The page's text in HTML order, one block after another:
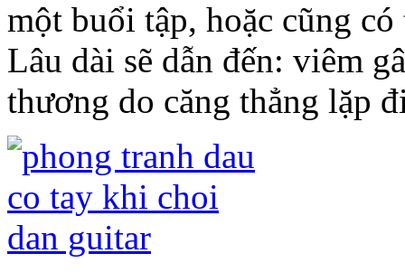
Tư thế sai: Cùi chỏ kéo
sức bấm. Bạn thử xem, có
thế này không? Nếu duy